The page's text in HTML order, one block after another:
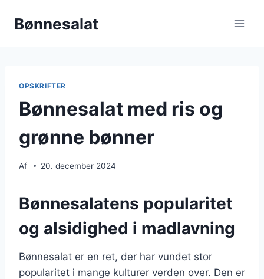
Bønnesalat
OPSKRIFTER
Bønnesalat med ris og
grønne bønner
Af 20. december 2024
Bønnesalatens popularitet
og alsidighed i madlavning
Bønnesalat er en ret, der har vundet stor
popularitet i mange kulturer verden over. Den er